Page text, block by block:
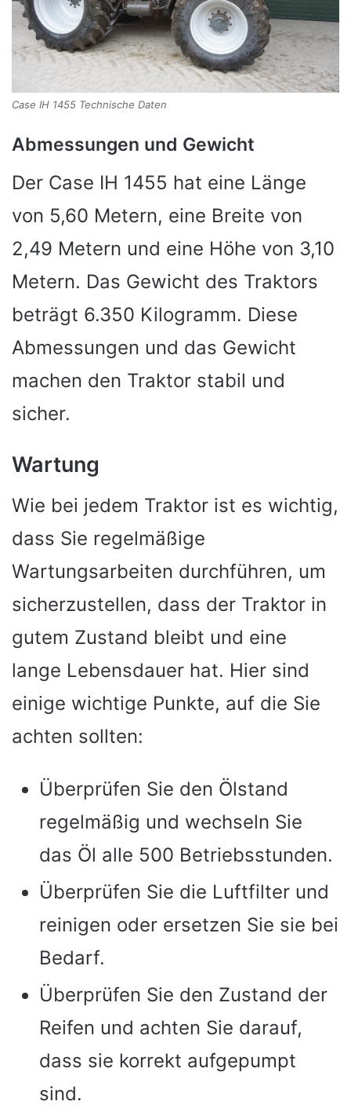
Case IH 1455 Technische Daten
Abmessungen und Gewicht
Der Case IH 1455 hat eine Länge
von 5,60 Metern, eine Breite von
2,49 Metern und eine Höhe von 3,10
Metern. Das Gewicht des Traktors
beträgt 6.350 Kilogramm. Diese
Abmessungen und das Gewicht
machen den Traktor stabil und
sicher.
Wartung
Wie bei jedem Traktor ist es wichtig,
dass Sie regelmäßige
Wartungsarbeiten durchführen, um
sicherzustellen, dass der Traktor in
gutem Zustand bleibt und eine
lange Lebensdauer hat. Hier sind
einige wichtige Punkte, auf die Sie
achten sollten:
Überprüfen Sie den Ölstand
regelmäßig und wechseln Sie
das Öl alle 500 Betriebsstunden.
Überprüfen Sie die Luftfilter und
reinigen oder ersetzen Sie sie bei
Bedarf.
Überprüfen Sie den Zustand der
Reifen und achten Sie darauf,
dass sie korrekt aufgepumpt
sind.